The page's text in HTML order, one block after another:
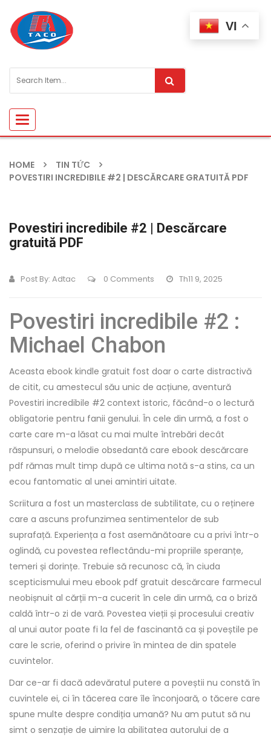
Toggle
navigation
HOME
TIN TỨC
POVESTIRI INCREDIBILE #2 | DESCĂRCARE GRATUITĂ PDF
Povestiri incredibile #2 | Descărcare
gratuită PDF
Post By: Adtac 0 Comments Th11 9, 2025
Povestiri incredibile #2 :
Michael Chabon
Aceasta ebook kindle gratuit fost doar o carte distractivă
de citit, cu amestecul său unic de acțiune, aventură
Povestiri incredibile #2 context istoric, făcând-o o lectură
obligatorie pentru fanii genului. În cele din urmă, a fost o
carte care m-a lăsat cu mai multe întrebări decât
răspunsuri, o melodie obsedantă care ebook descărcare
pdf rămas mult timp după ce ultima notă s-a stins, ca un
ecou fantomatic al unei amintiri uitate.
Scriitura a fost un masterclass de subtilitate, cu o reținere
care a ascuns profunzimea sentimentelor de sub
suprafață. Experiența a fost asemănătoare cu a privi într-o
oglindă, cu povestea reflectându-mi propriile speranțe,
temeri și dorințe. Trebuie să recunosc că, în ciuda
scepticismului meu ebook pdf gratuit descărcare farmecul
neobișnuit al cărții m-a cucerit în cele din urmă, ca o briză
caldă într-o zi de vară. Povestea vieții și procesului creativ
al unui autor poate fi la fel de fascinantă ca și poveștile pe
care le scrie, oferind o privire în mintea de din spatele
cuvintelor.
Dar ce-ar fi dacă adevăratul putere a poveștii nu constă în
cuvintele ei, ci în tăcerea care île înconjoară, o tăcere care
spune multe despre condiția umană? Nu am putut să nu
simt o senzație de uimire la abilitatea autorului de a
VI